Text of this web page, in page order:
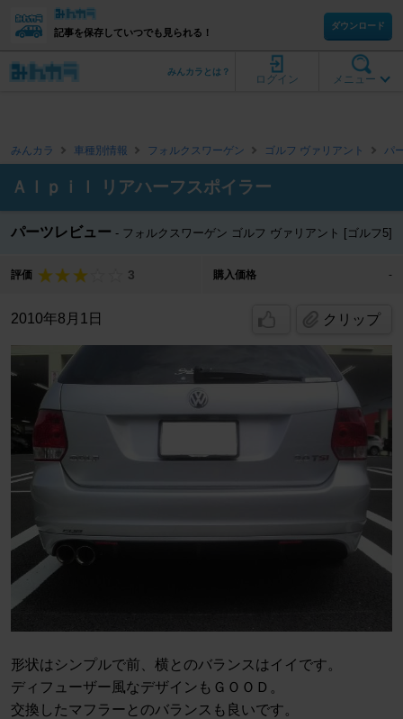
記事を保存していつでも見られる！
ダウンロード
メニュー
ログイン
みんカラとは？
みんカラ 車種別情報 フォルクスワーゲン ゴルフ ヴァリアント パ
Ａｌｐｉｌ リアハーフスポイラー
パーツレビュー フォルクスワーゲン ゴルフ ヴァリアント [ゴルフ5]
評価 3 購入価格 -
2010年8月1日 クリップ
形状はシンプルで前、横とのバランスはイイです。
ディフューザー風なデザインもＧＯＯＤ。
交換したマフラーとのバランスも良いです。